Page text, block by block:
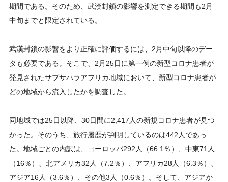
期間である。そのため、武漢封鎖の影響を測定できる期間も2月
中旬までと限定されている。
武漢封鎖の影響をより正確に評価するには、2月中旬以降のデー
タも必要である。そこで、2月25日に第一例の新型コロナ患者が
発見されたサブサハラアフリカ地域において、新型コロナ患者が
どの地域から流入したかを調査した。
同地域では25日以降、30日間に2,417人の新規コロナ患者が見つ
かった。そのうち、旅行履歴が判明しているのは442人であっ
た。地域ごとの内訳は、ヨーロッパ292人（66.1％）、中東71人
（16％）、北アメリカ32人（7.2％）、アフリカ28人（6.3％）、
アジア16人（3.6％）、その他3人（0.6％）。そして、アジアか